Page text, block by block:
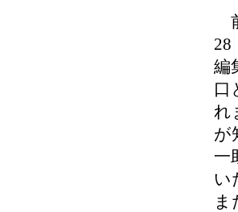
28
編
口
れ
が
一
い
ま